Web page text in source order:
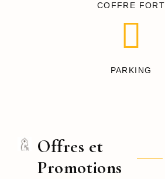
COFFRE FORT
PARKING
Offres et
Promotions